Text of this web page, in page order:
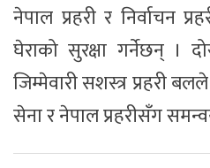
नेपाल प्रहरी र निर्वाचन
घेराको सुरक्षा गर्नेछन् ।
जिम्मेवारी सशस्त्र प्रहरी
सेना र नेपाल प्रहरीसँग